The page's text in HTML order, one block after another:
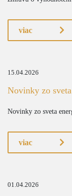
viac
15.04.2026
Novinky zo
Novinky zo sveta
viac
01.04.2026